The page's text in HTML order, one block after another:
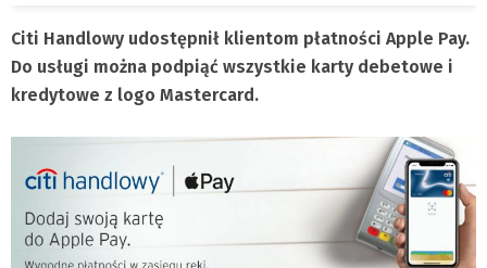
Citi Handlowy udostępnił klientom płatności Apple Pay.
Do usługi można podpiąć wszystkie karty debetowe i
kredytowe z logo Mastercard.